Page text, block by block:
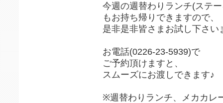
今週の週替わりランチ(ステ
もお持ち帰りできますので、
是非是非皆さまお試し下さい
お電話(0226-23-5939)で
ご予約頂けますと、
スムーズにお渡しできます♪
※週替わりランチ、メカカレ